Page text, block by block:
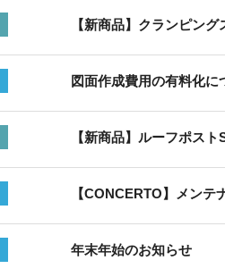
【新商品】クランピン
図面作成費用の有料化に
【新商品】ルーフポス
【CONCERTO】メン
年末年始のお知らせ